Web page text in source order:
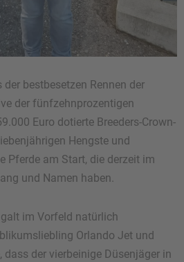
der bestbesetzen Rennen der
der fünfzehnprozentigen
Euro dotierte Breeders-Crown-
Hengste und
Pferde am Start, die derzeit im
und Namen haben.
im Vorfeld natürlich
Orlando Jet und
dass der vierbeinige Düsenjäger in